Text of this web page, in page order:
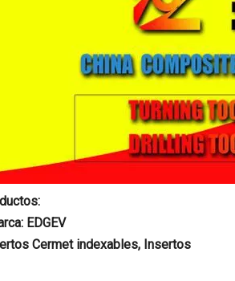
EDGEV
Cermet indexables, Insertos